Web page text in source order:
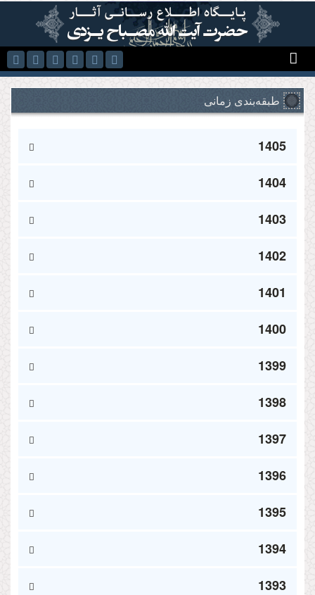
رفتن به محتوای اصلی
طبقه‌بندی زمانی
1405
1404
1403
1402
1401
1400
1399
1398
1397
1396
1395
1394
1393